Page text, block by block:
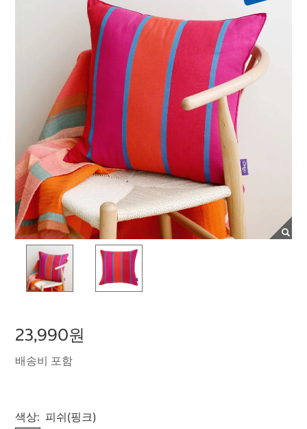
23,990원
배송비 포함
Select product
색상: 피쉬(핑크)